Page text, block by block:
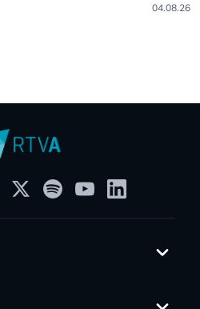
04.08.26